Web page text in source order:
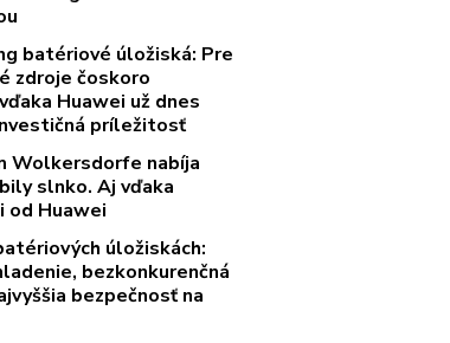
batériové úložiská: Pre
zdroje čoskoro
Huawei už dnes
príležitosť
Wolkersdorfe nabíja
slnko. Aj vďaka
od Huawei
úložiskách:
bezkonkurenčná
bezpečnosť na